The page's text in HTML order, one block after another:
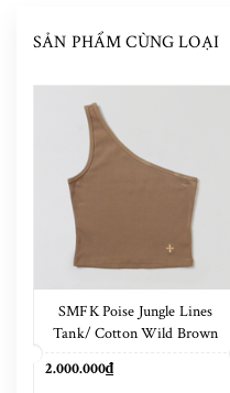
SẢN PHẨM CÙNG LOẠI
SMFK Poise Jungle Lines
Tank/ Cotton Wild Brown
2.000.000₫